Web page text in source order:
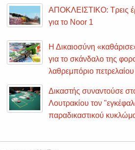
ΑΠΟΚΛΕΙΣΤΙΚΟ: Τρεις
για το Noor 1
Η Δικαιοσύνη
για το σκάνδαλο της
λαθρεμπόριο πετρελαίου
Δικαστής συναντούσε
Λουτρακίου τον
παραδικαστικού